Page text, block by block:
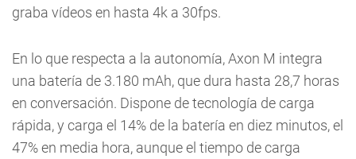
graba vídeos en hasta 4k a 30fps.
En lo que respecta a la autonomía, Axon M integra
una batería de 3.180 mAh, que dura hasta 28,7 horas
en conversación. Dispone de tecnología de carga
rápida, y carga el 14% de la batería en diez minutos, el
47% en media hora, aunque el tiempo de carga